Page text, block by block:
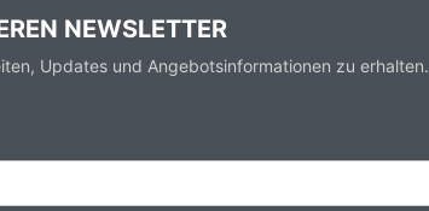
NEWSLETTER
Updates und Angebotsinformationen zu erhalten.